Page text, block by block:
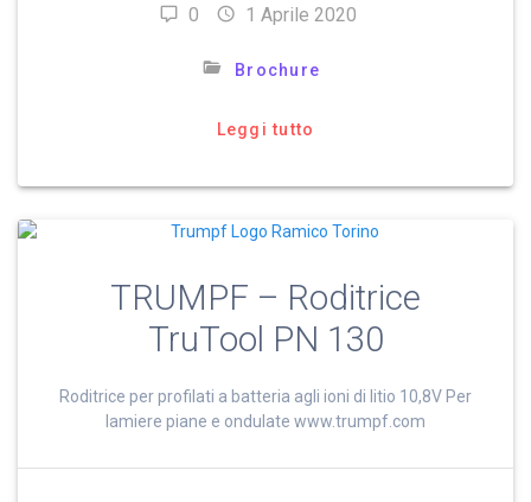
0 1 Aprile 2020
Brochure
Leggi tutto
TRUMPF – Roditrice
TruTool PN 130
Roditrice per profilati a batteria agli ioni di litio 10,8V Per
lamiere piane e ondulate www.trumpf.com